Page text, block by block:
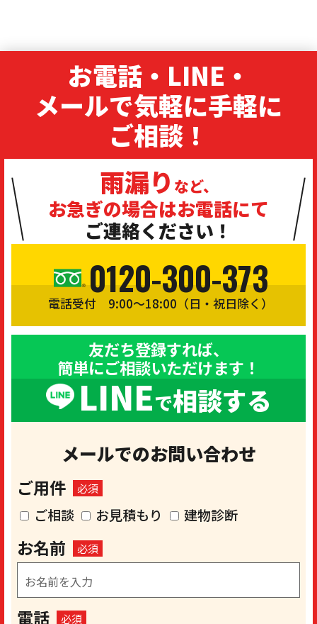
お電話・LINE・
メールで気軽に手軽に
ご相談！
雨漏り など、
お急ぎの場合はお電話にて
ご連絡ください！
0120-300-373
電話受付 9:00〜18:00（日・祝日除く）
友だち登録すれば、
簡単にご相談いただけます！
LINEで相談する
メールでのお問い合わせ
ご用件 必須
ご相談 お見積もり 建物診断
お名前 必須
電話 必須